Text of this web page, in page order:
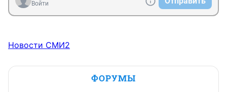
Войти
Новости СМИ2
ФОРУМЫ